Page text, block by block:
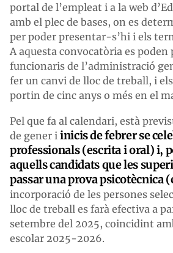
portal de l’empleat i a la web
amb el plec de bases, on es
per poder presentar-s’hi i els
A aquesta convocatòria es poden
funcionaris de l’administració
fer un canvi de lloc de treball, i
portin de cinc anys o més en el
Pel que fa al calendari, està
de gener i inicis de febrer se
professionals (escrita i oral) i,
aquells candidats que les
passar una prova psicotècnica
incorporació de les persones
lloc de treball es farà efectiva a
setembre del 2025, coincidint
escolar 2025-2026.